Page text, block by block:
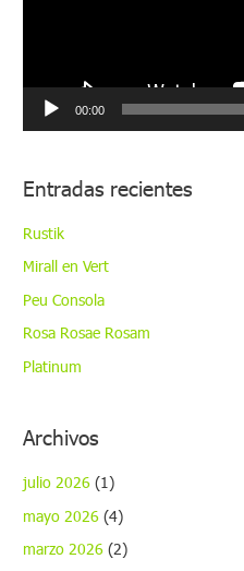
t
r
í
d
e
00:00
Entradas recientes
Rustik
Mirall en Vert
Peu Consola
Rosa Rosae Rosam
Platinum
Archivos
julio 2026 (1)
mayo 2026 (4)
marzo 2026 (2)